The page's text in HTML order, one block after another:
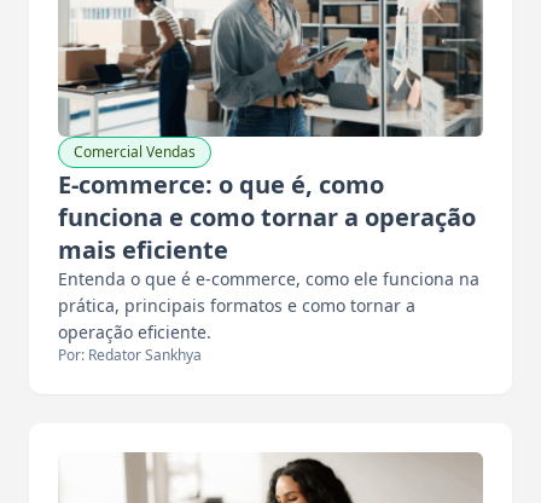
Comercial Vendas
E-commerce: o que é, como
funciona e como tornar a operação
mais eficiente
Entenda o que é e-commerce, como ele funciona na
prática, principais formatos e como tornar a
operação eficiente.
Por: Redator Sankhya